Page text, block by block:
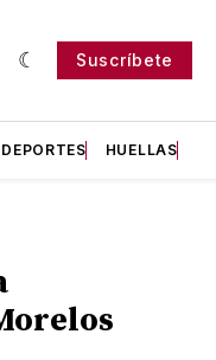
Suscríbete
DEPORTES HUELLAS